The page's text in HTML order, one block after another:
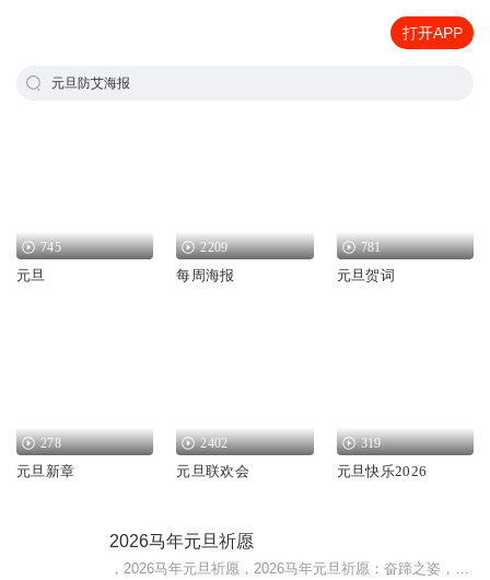
打开APP
元旦防艾海报
745
元旦
2209
每周海报
781
元旦贺词
278
元旦新章
2402
元旦联欢会
319
元旦快乐2026
2026马年元旦祈愿